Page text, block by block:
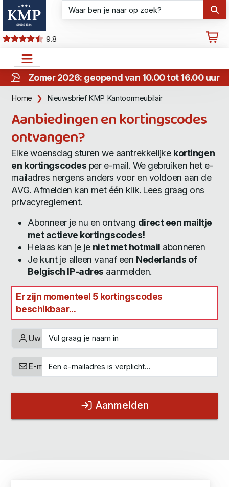
9.8
Zomer 2026: geopend van 10.00 tot 16.00 uur
Home Nieuwsbrief KMP Kantoormeubilair
Aanbiedingen en kortingscodes
ontvangen?
Elke woensdag sturen we aantrekkelijke kortingen
en kortingscodes per e-mail. We gebruiken het e-
mailadres nergens anders voor en voldoen aan de
AVG. Afmelden kan met één klik. Lees graag ons
privacyreglement.
Abonneer je nu en ontvang direct een mailtje
met actieve kortingscodes!
Helaas kan je je niet met hotmail abonneren
Je kunt je alleen vanaf een Nederlands of
Belgisch IP-adres aanmelden.
Er zijn momenteel 5 kortingscodes
beschikbaar...
Uw naam
E-mailadres
Aanmelden